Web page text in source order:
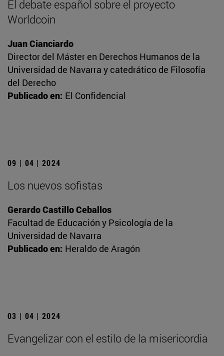
El debate español sobre el proyecto
Worldcoin
Juan Cianciardo
Director del Máster en Derechos Humanos de la
Universidad de Navarra y catedrático de Filosofía
del Derecho
Publicado en: El Confidencial
09 | 04 | 2024
Los nuevos sofistas
Gerardo Castillo Ceballos
Facultad de Educación y Psicología de la
Universidad de Navarra
Publicado en: Heraldo de Aragón
03 | 04 | 2024
Evangelizar con el estilo de la misericordia